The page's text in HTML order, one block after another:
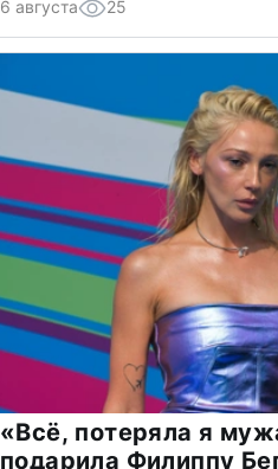
6 августа 25
«Всё, потеряла я
подарила Филиппу